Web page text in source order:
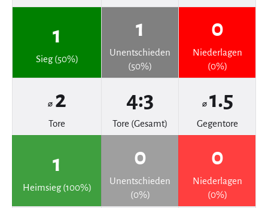
1
Sieg (50%)
1
Unentschieden
(50%)
0
Niederlagen
(0%)
⌀ 2
Tore
4:3
Tore (Gesamt)
⌀ 1.5
Gegentore
1
Heimsieg (100%)
0
Unentschieden
(0%)
0
Niederlagen
(0%)